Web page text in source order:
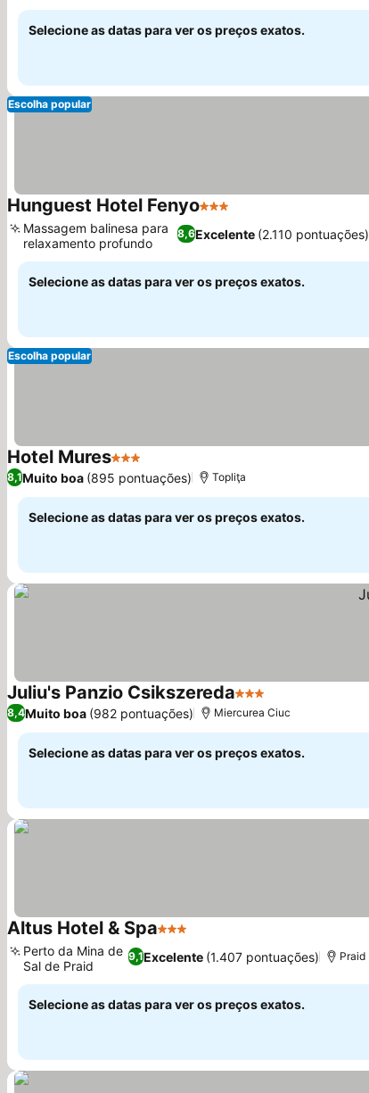
Selecione as datas para ver os preços exatos.
Escolha popular
Hunguest Hotel Fenyo3 Estrelas
8,6Excelente (2.110 pontuações)
Massagem balinesa para
relaxamento profundo
Selecione as datas para ver os preços exatos.
Escolha popular
Hotel Mures3 Estrelas
8,1Muito boa (895 pontuações) Topliţa
Selecione as datas para ver os preços exatos.
Juliu's Panzio Csikszereda3 Estrelas
8,4Muito boa (982 pontuações) Miercurea Ciuc
Selecione as datas para ver os preços exatos.
Altus Hotel & Spa3 Estrelas
9,1Excelente (1.407 pontuações)
Perto da Mina de
Sal de Praid
Praid
Selecione as datas para ver os preços exatos.